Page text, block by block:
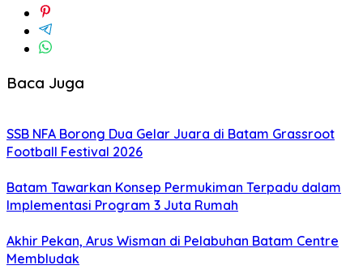
Baca Juga
SSB NFA Borong Dua Gelar Juara di Batam Grassroot
Football Festival 2026
Batam Tawarkan Konsep Permukiman Terpadu dalam
Implementasi Program 3 Juta Rumah
Akhir Pekan, Arus Wisman di Pelabuhan Batam Centre
Membludak